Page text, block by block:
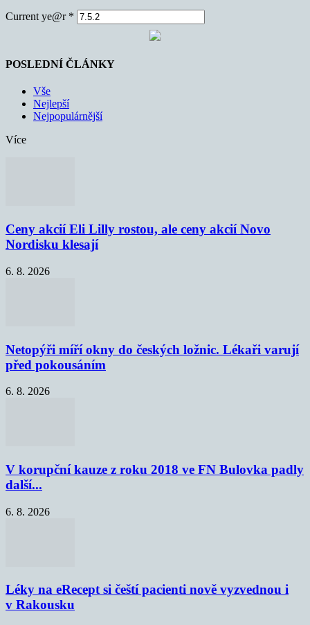
Current ye@r *
POSLEDNÍ ČLÁNKY
Vše
Nejlepší
Nejpopulárnější
Více
Ceny akcií Eli Lilly rostou, ale ceny akcií Novo
Nordisku klesají
6. 8. 2026
Netopýři míří okny do českých ložnic. Lékaři varují
před pokousáním
6. 8. 2026
V korupční kauze z roku 2018 ve FN Bulovka padly
další...
6. 8. 2026
Léky na eRecept si čeští pacienti nově vyzvednou i
v Rakousku